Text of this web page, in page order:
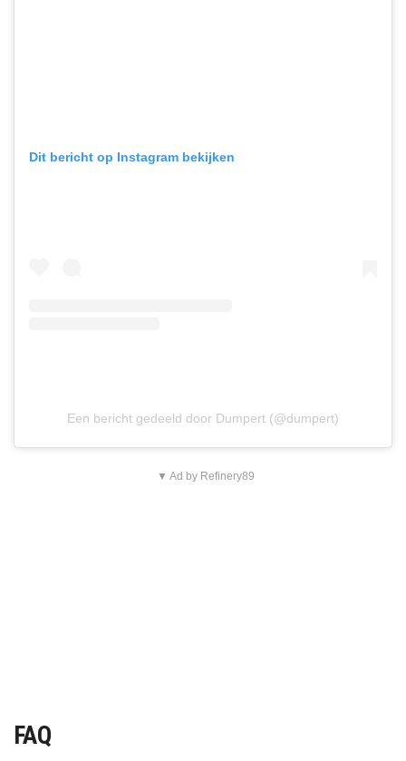
Dit bericht op Instagram bekijken
Een bericht gedeeld door Dumpert (@dumpert)
▼ Ad by Refinery89
FAQ